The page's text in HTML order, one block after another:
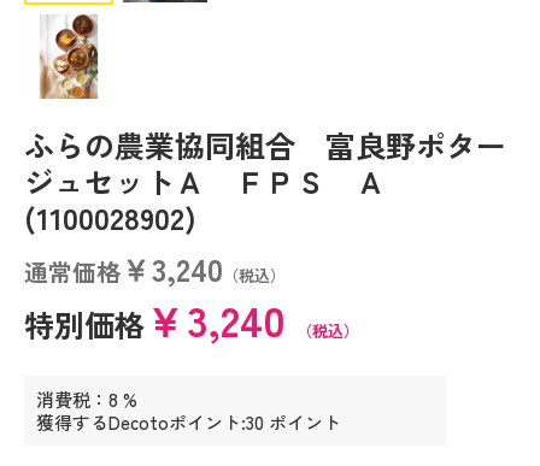
ふらの農業協同組合 富良野ポター
ジュセットＡ ＦＰＳ Ａ
(1100028902)
通常価格￥3,240 （税込）
特別価格￥3,240 （税込）
消費税：8 %
獲得するDecotoポイント:30 ポイント